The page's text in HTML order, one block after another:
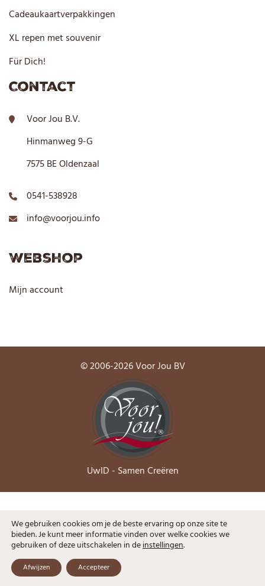
Cadeaukaartverpakkingen
XL repen met souvenir
Für Dich!
Contact
Voor Jou B.V.
Hinmanweg 9-G
7575 BE Oldenzaal
0541-538928
info@voorjou.info
Webshop
Mijn account
© 2006-2026 Voor Jou BV
UwID - Samen Creëren
Algemene voorwaarden
Privacybeleid
We gebruiken cookies om je de beste ervaring op onze site te
bieden. Je kunt meer informatie vinden over welke cookies we
gebruiken of deze uitschakelen in deinstellingen.
Accepteer
Afwijzen